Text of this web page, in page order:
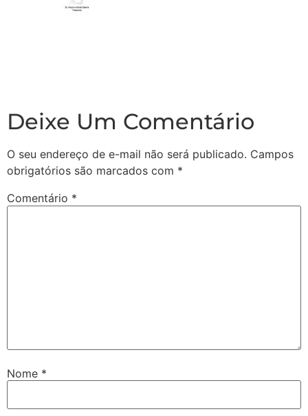
Deixe Um Comentário
O seu endereço de e-mail não será publicado. Campos
obrigatórios são marcados com *
Comentário *
Nome *